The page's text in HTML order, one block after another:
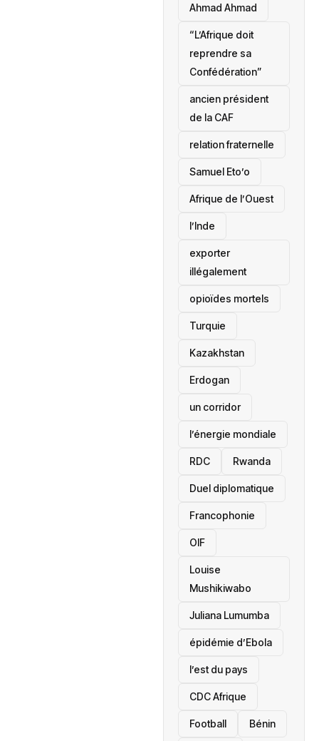
‎Ahmad Ahmad
“L’Afrique doit
reprendre sa
Confédération”
ancien président
de la CAF
relation fraternelle
Samuel Eto’o
Afrique de l’Ouest
l’Inde
exporter
illégalement
opioïdes mortels
‎Turquie
Kazakhstan
Erdogan
un corridor
l’énergie mondiale
RDC Rwanda
Duel diplomatique
Francophonie
OIF
Louise
Mushikiwabo
Juliana Lumumba
épidémie d’Ebola
l’est du pays
CDC Afrique
Football Bénin